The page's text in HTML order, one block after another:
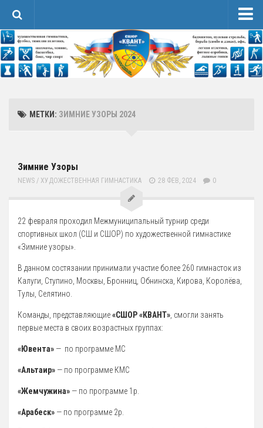
Новости
Сведения об образовательной организации
4 Образовательные стандарты и требования
Спортивная Подготовка
Соревнования
Календарь
5 Руководство. Педагогический (научно-педагогический) состав
Тренерский состав
33. Педагогический Состав
6 Материально-техническое обеспечение и оснащенность
образовательного процесса
7 Доступная среда
Организация питания в Образовательной организации
МЕТКИ: ЗИМНИЕ УЗОРЫ 2024
Зимние Узоры
NEWS / ХУДОЖЕСТВЕННАЯ ГИМНАСТИКА 28 ФЕВ, 2024 0
22 февраля проходил Межмуниципальный турнир среди
спортивных школ (СШ и СШОР) по художественной гимнастике
«Зимние узоры».
В данном состязании принимали участие более 260 гимнасток из
Калуги, Ступино, Москвы, Бронниц, Обнинска, Кирова, Королёва,
Тулы, Селятино.
Команды, представляющие«СШОР «КВАНТ» , смогли занять
первые места в своих возрастных группах:
«Ювента» — по программе МС
«Альтаир» — по программе КМС
«Жемчужина» — по программе 1р.
«Арабеск» — по программе 2р.